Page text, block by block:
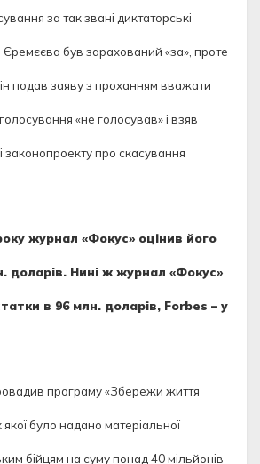
за так звані диктаторські
Єремєєва був зарахований «за», проте
подав заяву з проханням вважати
«не голосував» і взяв
законопроекту про скасування
журнал «Фокус» оцінив його
доларів. Нині ж журнал «Фокус»
в 96 млн. доларів, Forbes – у
програму «Збережи життя
було надано матеріальної
бійцям на суму понад 40 мільйонів